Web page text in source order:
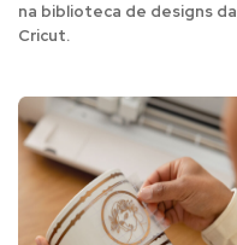
na biblioteca de designs da
Cricut.